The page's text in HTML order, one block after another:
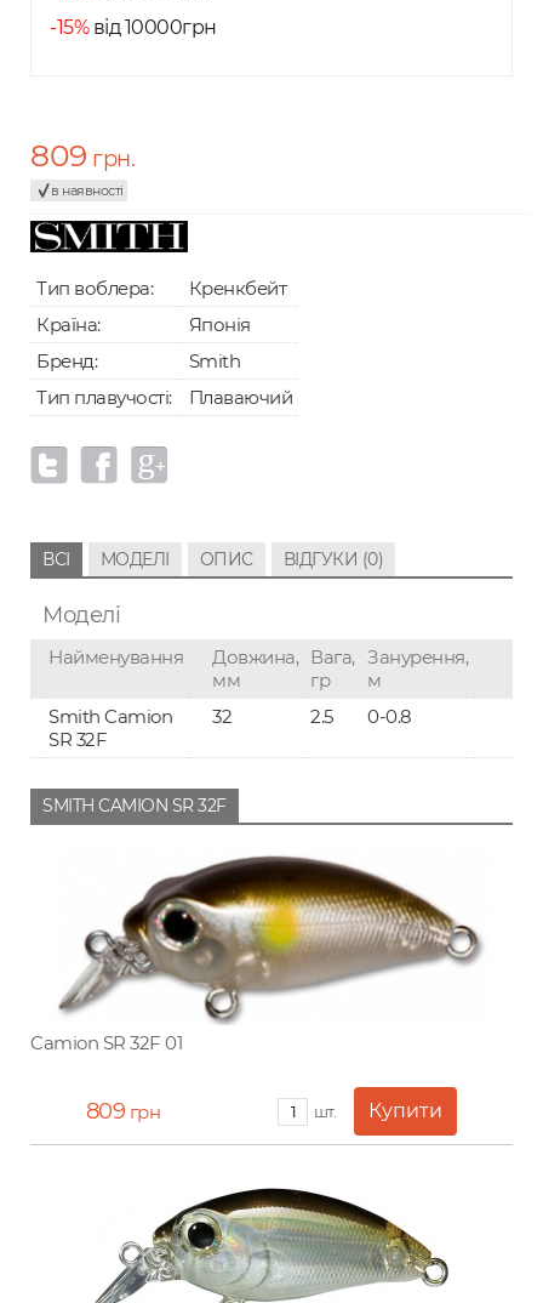
-15%від 10000грн
809 грн.
в наявності
Тип воблера:
Кренкбейт
Країна:
Японія
Бренд:
Smith
Тип плавучості:
Плаваючий
ВСІ МОДЕЛІ ОПИС ВІДГУКИ (0)
Моделі
Найменування
Довжина,
мм
Вага,
гр
Занурення,
м
Smith Camion
SR 32F
32 2.5 0-0.8
SMITH CAMION SR 32F
Camion SR 32F 01
809 грн шт.